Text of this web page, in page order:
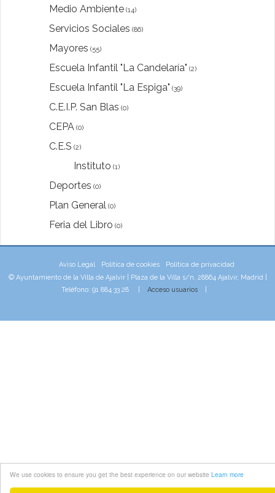
We use cookies to ensure you get the best experience on our website Learn more
Medio Ambiente (14)
Servicios Sociales (86)
Mayores (55)
Escuela Infantil "La Candelaría" (2)
Escuela Infantil "La Espiga" (39)
C.E.I.P. San Blas (0)
CEPA (0)
C.E.S (2)
Instituto (1)
Deportes (0)
Plan General (0)
Feria del Libro (0)
Aviso Legal Política de cookies
Política de privacidad
© Ayuntamiento de la Villa de Ajalvir | Plaza de la Villa s/n, 28864 Ajalvir, Madrid |
Teléfono: 91 884 33 28 | Acceso usuarios|